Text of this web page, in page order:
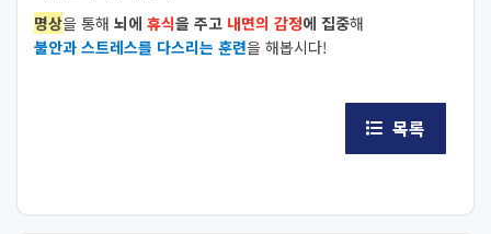
명상을 통해 뇌에 휴식을 주고 내면의 감정에 집중해
불안과 스트레스를 다스리는 훈련을 해봅시다!
목록